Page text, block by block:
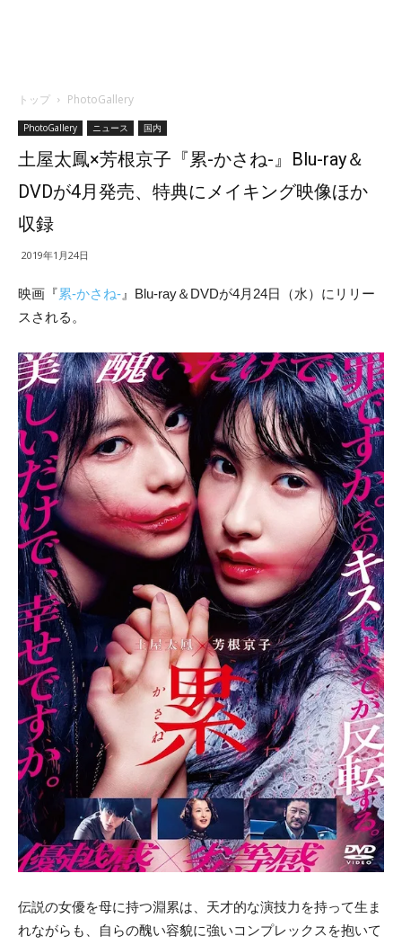
トップ PhotoGallery
PhotoGallery ニュース 国内
土屋太鳳×芳根京子『累-かさね-』Blu-ray＆
DVDが4月発売、特典にメイキング映像ほか
収録
2019年1月24日
映画『累-かさね- 』Blu-ray＆DVDが4月24日（水）にリリー
スされる。
伝説の女優を母に持つ淵累は、天才的な演技力を持って生ま
れながらも、自らの醜い容貌に強いコンプレックスを抱いて